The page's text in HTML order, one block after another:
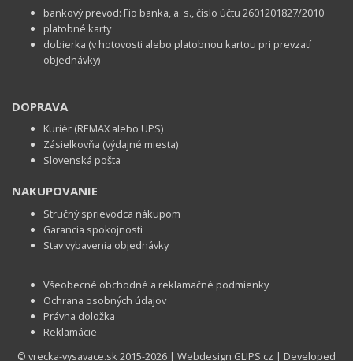
bankový prevod: Fio banka, a. s., číslo účtu 2601201827/2010
platobné karty
dobierka (v hotovosti alebo platobnou kartou pri prevzatí
objednávky)
DOPRAVA
Kuriér (REMAX alebo UPS)
Zásielkovňa (výdajné miesta)
Slovenská pošta
NAKUPOVANIE
Stručný sprievodca nákupom
Garancia spokojnosti
Stav vybavenia objednávky
Všeobecné obchodné a reklamačné podmienky
Ochrana osobných údajov
Právna doložka
Reklamácie
© vrecka-vysavace.sk 2015-2026 | Webdesign GLIPS.cz | Developed